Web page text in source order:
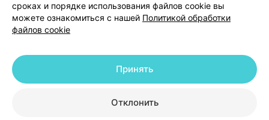
Написать в поддержку
Персональные настройки Cookie
© 2026 ООО «Артокс Лаб», УНП 191700409 | 220012, Республика Беларусь,
+375 291212755
сроках и порядке использования файлов cookie вы
можете ознакомиться с нашей Политикой обработки
файлов cookie
Отклонить
Принять